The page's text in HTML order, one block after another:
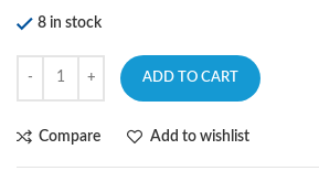
8 in stock
ADD TO CART
Compare Add to wishlist